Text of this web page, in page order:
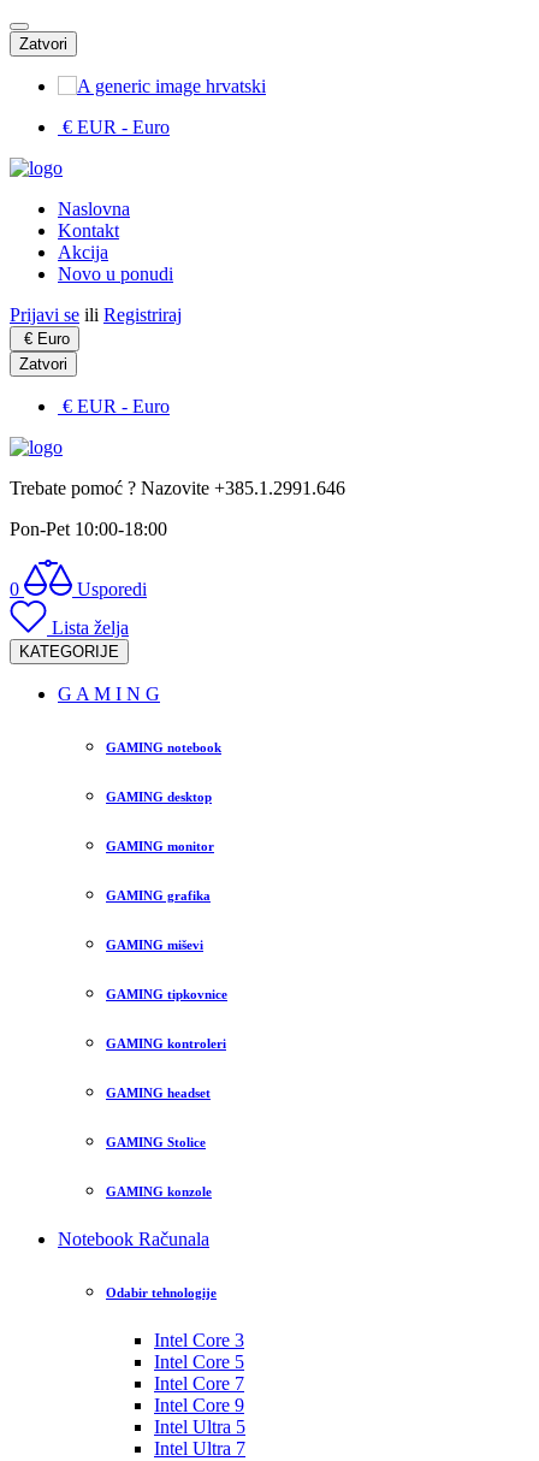
Zatvori
hrvatski
€ EUR - Euro
Naslovna
Kontakt
Akcija
Novo u ponudi
Prijavi se ili Registriraj
€ Euro
Zatvori
€ EUR - Euro
Trebate pomoć ? Nazovite +385.1.2991.646
Pon-Pet 10:00-18:00
0
Usporedi
Lista želja
KATEGORIJE
G A M I N G
GAMING notebook
GAMING desktop
GAMING monitor
GAMING grafika
GAMING miševi
GAMING tipkovnice
GAMING kontroleri
GAMING headset
GAMING Stolice
GAMING konzole
Notebook Računala
Odabir tehnologije
Intel Core 3
Intel Core 5
Intel Core 7
Intel Core 9
Intel Ultra 5
Intel Ultra 7